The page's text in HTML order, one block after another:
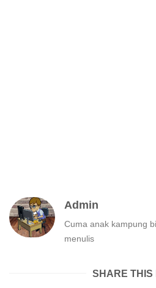
Admin
Cuma anak kampung
menulis
SHARE THIS